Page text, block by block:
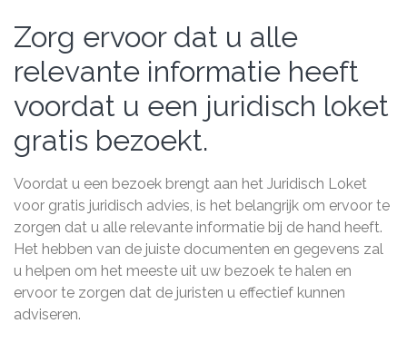
Zorg ervoor dat u alle
relevante informatie heeft
voordat u een juridisch loket
gratis bezoekt.
Voordat u een bezoek brengt aan het Juridisch Loket
voor gratis juridisch advies, is het belangrijk om ervoor te
zorgen dat u alle relevante informatie bij de hand heeft.
Het hebben van de juiste documenten en gegevens zal
u helpen om het meeste uit uw bezoek te halen en
ervoor te zorgen dat de juristen u effectief kunnen
adviseren.